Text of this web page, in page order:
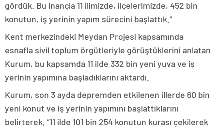
gördük. Bu inançla 11 ilimizde, ilçelerimizde, 452 bin
konutun, iş yerinin yapım sürecini başlattık.”
Kent merkezindeki Meydan Projesi kapsamında
esnafla sivil toplum örgütleriyle görüştüklerini anlatan
Kurum, bu kapsamda 11 ilde 332 bin yeni yuva ve iş
yerinin yapımına başladıklarını aktardı.
Kurum, son 3 ayda depremden etkilenen illerde 60 bin
yeni konut ve iş yerinin yapımını başlattıklarını
belirterek, “11 ilde 101 bin 254 konutun kurası çekilerek